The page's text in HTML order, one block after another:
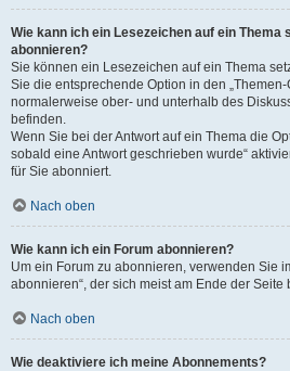
Wie kann ich ein Lesezeichen auf ein Thema
abonnieren?
Sie können ein Lesezeichen auf ein Thema
Sie die entsprechende Option in den
normalerweise ober- und unterhalb des
befinden.
Wenn Sie bei der Antwort auf ein Thema die
sobald eine Antwort geschrieben wurde“
für Sie abonniert.
Nach oben
Wie kann ich ein Forum abonnieren?
Um ein Forum zu abonnieren, verwenden Sie
abonnieren“, der sich meist am Ende der Seite
Nach oben
Wie deaktiviere ich meine Abonnements?